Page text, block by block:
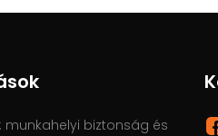
munkahelyi biztonság és